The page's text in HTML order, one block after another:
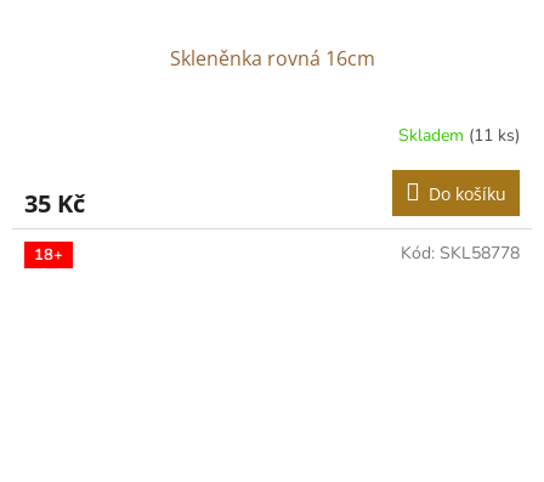
Skleněnka rovná 16cm
Skladem (11 ks)
35 Kč Do košíku
18+ Kód: SKL58778